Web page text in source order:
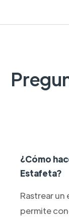
¿Cómo
Estafeta?
Rastrear
permite